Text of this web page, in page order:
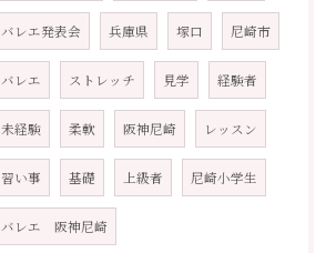
バレエ発表会 兵庫県 塚口 尼崎市
バレエ ストレッチ 見学 経験者
未経験 柔軟 阪神尼崎 レッスン
習い事 基礎 上級者 尼崎小学生
バレエ 阪神尼崎